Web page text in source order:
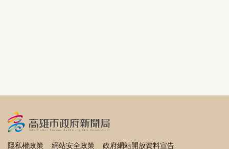
隱私權政策 網站安全政策 政府網站開放資料宣告